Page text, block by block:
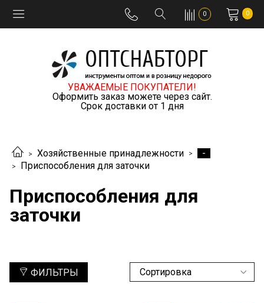
0 0
УВАЖАЕМЫЕ ПОКУПАТЕЛИ!
Оформить заказ можете через сайт.
Срок доставки от 1 дня
Хозяйственные принадлежности
-
Приспособления для заточки
Приспособления для
заточки
ФИЛЬТРЫ